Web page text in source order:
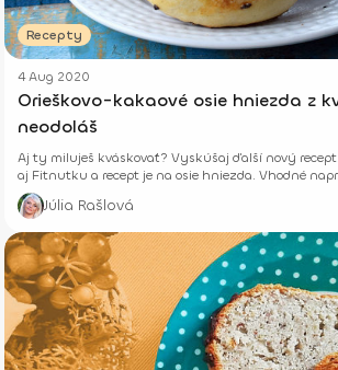
Recepty
4 Aug 2020
Orieškovo-kakaové osie hniezda z
neodoláš
Aj ty miluješ kváskovať? Vyskúšaj ďalší nový
aj Fitnutku a recept je na osie hniezda. Vhodné
náročnejí deň.
Júlia Rašlová